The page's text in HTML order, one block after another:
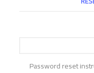
Password reset